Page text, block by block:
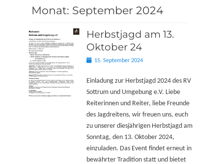
Monat: September 2024
Herbstjagd am 13.
Oktober 24
Posted15. September 2024
Einladung zur Herbstjagd 2024 des RV
Sottrum und Umgebung e.V. Liebe
Reiterinnen und Reiter, liebe Freunde
des Jagdreitens, wir freuen uns, euch
zu unserer diesjährigen Herbstjagd am
Sonntag, den 13. Oktober 2024,
einzuladen. Das Event findet erneut in
bewährter Tradition statt und bietet